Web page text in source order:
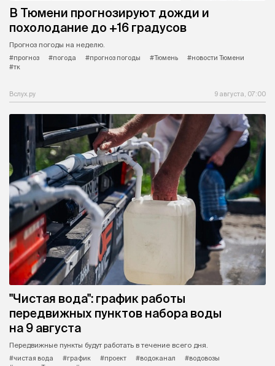
В Тюмени прогнозируют дожди и
похолодание до +16 градусов
Прогноз погоды на неделю.
#прогноз
#погода #прогноз погоды #Тюмень
#новости Тюмени
#тк
Вслух.ру 9 августа, 07:00
"Чистая вода": график работы
передвижных пунктов набора воды
на 9 августа
Передвижные пункты будут работать в течение всего дня.
#чистая вода
#график #проект #водоканал
#водовозы